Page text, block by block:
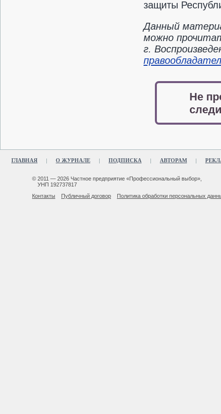
защиты
Данный
можно
г.
Не
ГЛАВНАЯ О ЖУРНАЛЕ ПОДПИСКА АВТОРАМ
© 2011 — 2026 Частное предприятие «Профессиональный выбор»,
УНП 192737817
Контакты
Публичный договор Политика обработки персональных